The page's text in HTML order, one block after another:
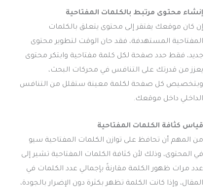
إنشاء محتوى مرتبط بالكلمات المفتاحية
إن كان موقعك يفتقر إلى محتوى يتعلق بالكلمات
المفتاحية المستهدفة، فقد حان الوقت لتطوير محتوى
جديد، فقط حدد صفحة لكل كلمة مفتاحية وابتكر محتوى
يعزز من قدرتك على التنافس في محركات البحث،
وبتخصيص كل صفحة لكلمة معينة ستقلل من التنافس
الداخلي داخل موقعك.
قياس كثافة الكلمات المفتاحية
من المهم أن تحافظ على توازن الكلمات المفتاحية سيو
في المحتوى، وذلك لأن كثافة الكلمات المفتاحية تشير إلى
عدد مرات ظهور الكلمة مقارنةً بإجمالي عدد الكلمات في
المقال، وإذا كانت الكلمة تظهر بكثرة دون الإضرار بالجودة،